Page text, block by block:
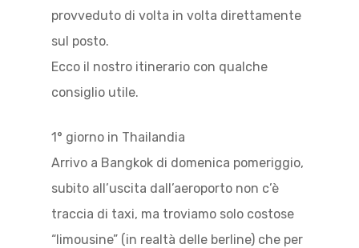
provveduto di volta in volta direttamente
sul posto.
Ecco il nostro itinerario con qualche
consiglio utile.
1° giorno in Thailandia
Arrivo a Bangkok di domenica pomeriggio,
subito all’uscita dall’aeroporto non c’è
traccia di taxi, ma troviamo solo costose
“limousine” (in realtà delle berline) che per